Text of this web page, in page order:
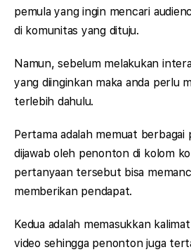
pemula yang ingin mencari
di komunitas yang dituju.
Namun, sebelum melakukan
yang diinginkan maka anda perlu
terlebih dahulu.
Pertama adalah memuat berbagai
dijawab oleh penonton di kolom
pertanyaan tersebut bisa
memberikan pendapat.
Kedua adalah memasukkan
video sehingga penonton juga